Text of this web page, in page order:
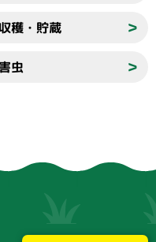
穫・貯蔵 ＞
害虫 ＞